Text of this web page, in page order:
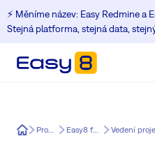
⚡️ Měníme název: Easy Redmine a
Stejná platforma, stejná data,
Easy8 Produkt Easy8 funkce